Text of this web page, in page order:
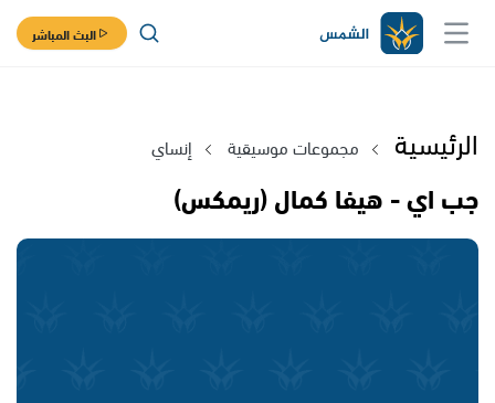
البث المباشر
الرئيسية مجموعات موسيقية إنساي
جب اي - هيفا كمال (ريمكس)